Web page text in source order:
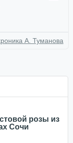
А. Туманова
розы из
Сочи